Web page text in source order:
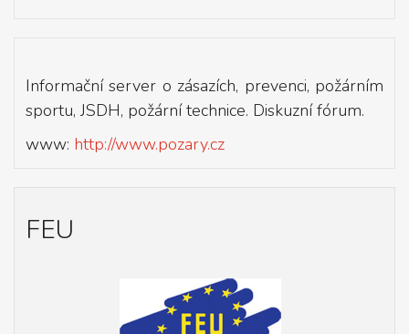
Informační server o zásazích, prevenci, požárním
sportu, JSDH, požární technice. Diskuzní fórum.
www: http://www.pozary.cz
FEU